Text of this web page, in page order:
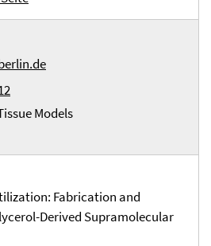
Models
Fabrication and
Derived Supramolecular